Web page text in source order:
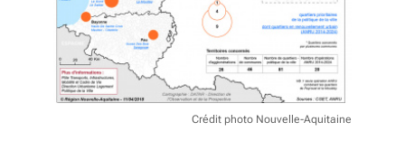
Crédit photo Nouvelle-Aquitaine